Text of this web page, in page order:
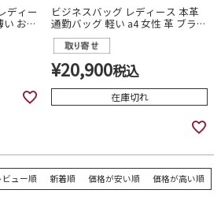
ディー
おす
いめ
ビジネスバッグ レディース 本革
通勤バッグ 軽い a4 女性 革 ブラン
ド トートバッグ レザー 軽量 肩掛
け トート ブリーフケース ビジネ
ストート 撥水 撥水レザー BOX21
ボックス21 1335730
¥20,900税込
在庫切れ
ビュー順 新着順 価格が安い順 価格が高い順